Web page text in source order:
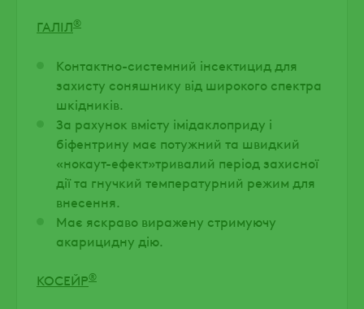
ГАЛІЛ®
Контактно-системний інсектицид для
захисту соняшнику від широкого спектра
шкідників.
За рахунок вмісту імідаклоприду і
біфентрину має потужний та швидкий
«нокаут-ефект»тривалий період захисної
дії та гнучкий температурний режим для
внесення.
Має яскраво виражену стримуючу
акарицидну дію.
КОСЕЙР®